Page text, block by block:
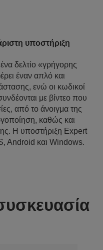
υποστήριξη
δελτίο «γρήγορης
έναν απλό και
ενώ οι κωδικοί
με βίντεο που
από το άνοιγμα της
καθώς και
Η υποστήριξη Expert
Android και Windows.